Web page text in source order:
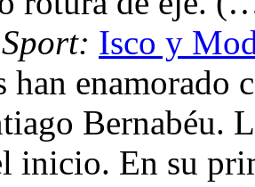
Isco y
han enamorado
Bernabéu.
inicio. En su